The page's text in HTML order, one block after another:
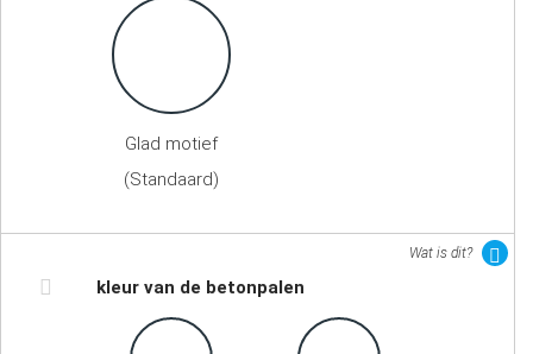
Glad motief
(Standaard)
Wat is dit?
kleur van de betonpalen